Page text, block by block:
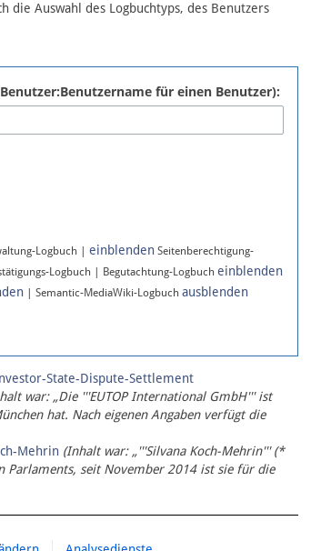
Auswahl des Logbuchtyps, des Benutzers
für einen Benutzer):
Logbuch | einblenden Seitenberechtigung-
Logbuch | Begutachtung-Logbuch einblenden
| Semantic-MediaWiki-Logbuch ausblenden
State-Dispute-Settlement
war: „Die '''EUTOP International GmbH''' ist
hat. Nach eigenen Angaben verfügt die
Mehrin (Inhalt war: „'''Silvana Koch-Mehrin''' (*
Parlaments, seit November 2014 ist sie für die